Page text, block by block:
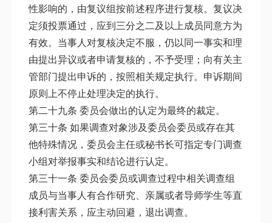
性影响的，由复议组按前述程序进行复核。复议决
定须投票通过，应到三分之二及以上成员同意方为
有效。当事人对复核决定不服，仍以同一事实和理
由提出异议或者申请复核的，不予受理；向有关主
管部门提出申诉的，按照相关规定执行。申诉期间
原则上不停止处理决定的执行。
第二十九条 委员会做出的认定为最终的裁定。
第三十条 如果调查对象涉及委员会委员或存在其
他特殊情况，委员会主任或秘书长可指定专门调查
小组对举报事实和结论进行认定。
第三十一条 委员会委员或调查过程中相关调查组
成员与当事人有合作研究、亲属或者导师学生等直
接利害关系，应主动回避，退出调查。